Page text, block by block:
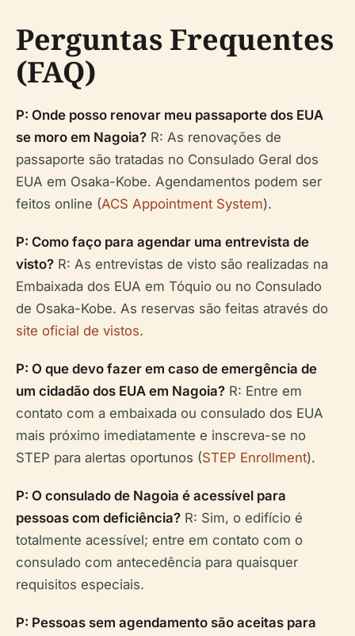
Perguntas Frequentes
(FAQ)
P: Onde posso renovar meu passaporte dos EUA
se moro em Nagoia? R: As renovações de
passaporte são tratadas no Consulado Geral dos
EUA em Osaka-Kobe. Agendamentos podem ser
feitos online (ACS Appointment System).
P: Como faço para agendar uma entrevista de
visto? R: As entrevistas de visto são realizadas na
Embaixada dos EUA em Tóquio ou no Consulado
de Osaka-Kobe. As reservas são feitas através do
site oficial de vistos.
P: O que devo fazer em caso de emergência de
um cidadão dos EUA em Nagoia? R: Entre em
contato com a embaixada ou consulado dos EUA
mais próximo imediatamente e inscreva-se no
STEP para alertas oportunos (STEP Enrollment).
P: O consulado de Nagoia é acessível para
pessoas com deficiência? R: Sim, o edifício é
totalmente acessível; entre em contato com o
consulado com antecedência para quaisquer
requisitos especiais.
P: Pessoas sem agendamento são aceitas para